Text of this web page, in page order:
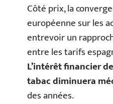
Côté prix, la
européenne sur les
entrevoir un
entre les tarifs
L’intérêt financier
tabac diminuera
des années.